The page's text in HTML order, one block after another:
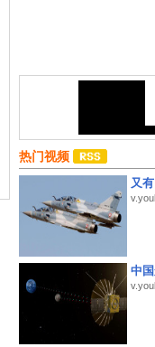
热门视频
又
中